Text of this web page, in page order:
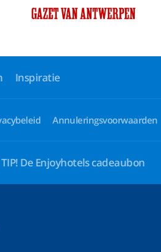
Inspiratie
Annuleringsvoorwaarden
TIP! De Enjoyhotels cadeaubon